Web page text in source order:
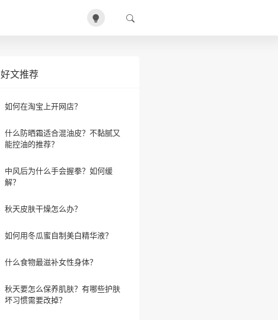
好文推荐
如何在淘宝上开网店？
什么防晒霜适合混油皮？不黏腻又
能控油的推荐？
中风后为什么手会握拳？如何缓
解？
秋天皮肤干燥怎么办？
如何用冬瓜蜜自制美白精华液？
什么食物最滋补女性身体？
秋天要怎么保养肌肤？有哪些护肤
坏习惯需要改掉？